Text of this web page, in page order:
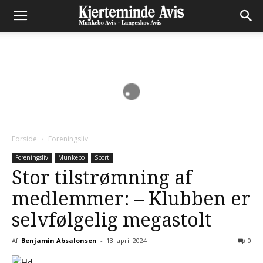
Forside Foreningsliv
Foreningsliv Munkebo Sport
Stor tilstrømning af
medlemmer: – Klubben er
selvfølgelig megastolt
Af Benjamin Absalonsen - 13. april 2024 0